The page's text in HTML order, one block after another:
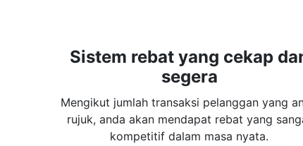
Sistem rebat yang cekap
segera
Mengikut jumlah transaksi pelanggan yang
rujuk, anda akan mendapat rebat yang
kompetitif dalam masa nyata.